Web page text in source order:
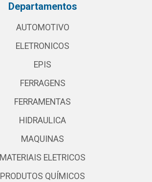
Departamentos
AUTOMOTIVO
ELETRONICOS
EPIS
FERRAGENS
FERRAMENTAS
HIDRAULICA
MAQUINAS
MATERIAIS ELETRICOS
PRODUTOS QUÍMICOS